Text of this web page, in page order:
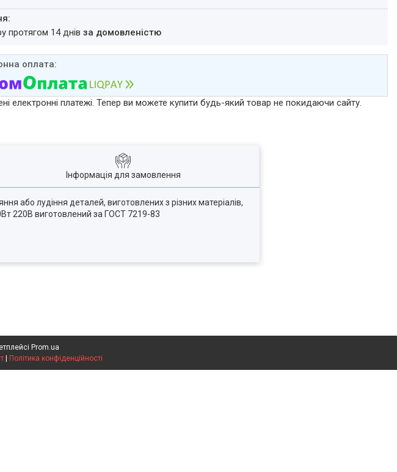
протягом 14 днівза домовленістю
електронні платежі. Тепер ви можете купити будь-який товар не покидаючи сайту.
Інформація для замовлення
або лудіння деталей, виготовлених з різних матеріалів,
220В виготовлений за ГОСТ 7219-83
Prom.ua
Політика конфіденційності